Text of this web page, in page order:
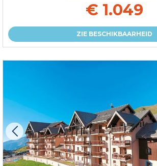
€ 1.049
ZIE BESCHIKBAARHEID